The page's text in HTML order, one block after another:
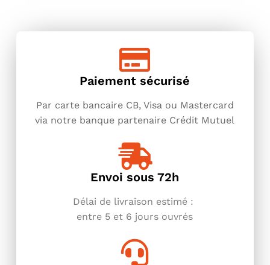
Paiement sécurisé
Par carte bancaire CB, Visa ou Mastercard
via notre banque partenaire Crédit Mutuel
Envoi sous 72h
Délai de livraison estimé :
entre 5 et 6 jours ouvrés